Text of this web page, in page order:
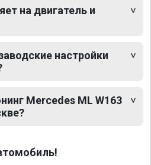
на двигатель и
настройки
Mercedes ML W163